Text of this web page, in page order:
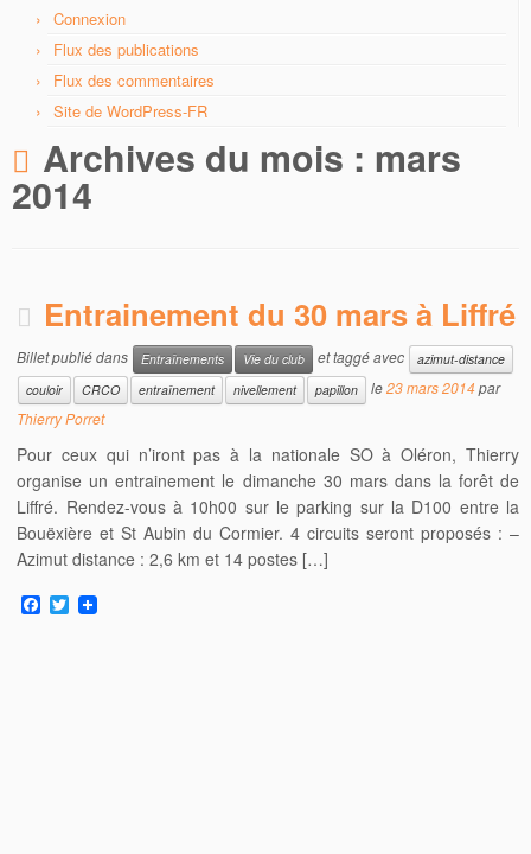
Connexion
Flux des publications
Flux des commentaires
Site de WordPress-FR
Archives du mois : mars
2014
Entrainement du 30 mars à Liffré
Billet publié dans Entraînements Vie du club et taggé avec
azimut-distance
couloir
CRCO entraînement nivellement papillon le23 mars 2014par
Thierry Porret
Pour ceux qui n’iront pas à la nationale SO à Oléron, Thierry
organise un entrainement le dimanche 30 mars dans la forêt de
Liffré. Rendez-vous à 10h00 sur le parking sur la D100 entre la
Bouëxière et St Aubin du Cormier. 4 circuits seront proposés : –
Azimut distance : 2,6 km et 14 postes […]
F
a
T
w